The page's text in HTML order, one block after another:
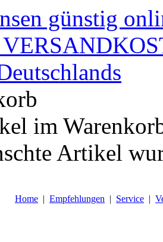
im
Artikel
Home | Empfehlungen | Service |